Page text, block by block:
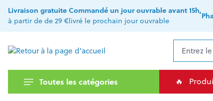
Passer à la navigation principale
Livraison gratuite
à partir de de 29 €
Commandé un jour ouvrable avant 15h,
livré le prochain jour ouvrable
Toutes les catégories 🔥